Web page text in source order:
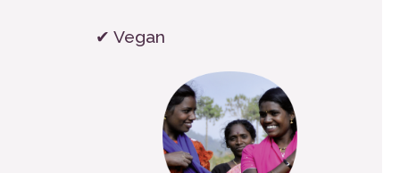
✔ Vegan